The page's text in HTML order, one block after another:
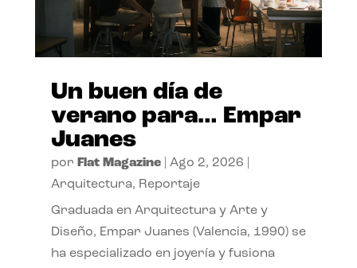
Un buen día de
verano para… Empar
Juanes
por Flat Magazine| Ago 2, 2026
Arquitectura, Reportaje
Graduada en Arquitectura y Arte y
Diseño, Empar Juanes (Valencia, 1990) se
ha especializado en joyería y fusiona